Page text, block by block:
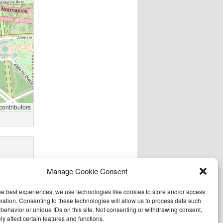
Manage Cookie Consent
best experiences, we use technologies like cookies to store and/or access
Consenting to these technologies will allow us to process data such
or unique IDs on this site. Not consenting or withdrawing consent,
affect certain features and functions.